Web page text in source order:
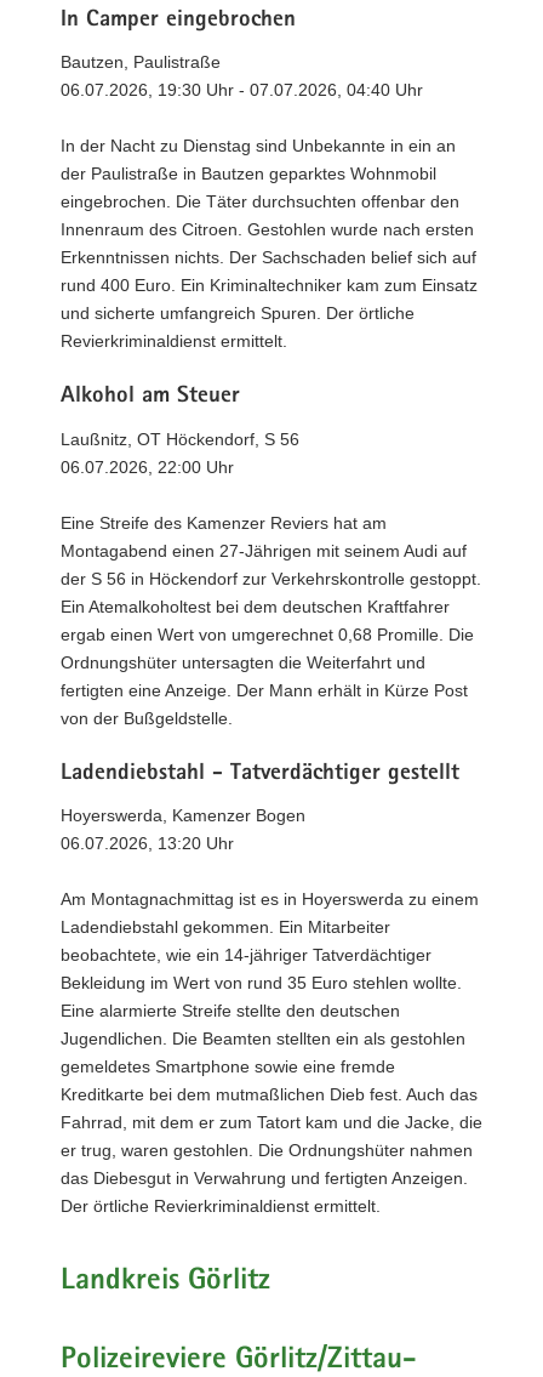
In Camper eingebrochen
Bautzen, Paulistraße
06.07.2026, 19:30 Uhr - 07.07.2026, 04:40 Uhr
In der Nacht zu Dienstag sind Unbekannte in ein an
der Paulistraße in Bautzen geparktes Wohnmobil
eingebrochen. Die Täter durchsuchten offenbar den
Innenraum des Citroen. Gestohlen wurde nach ersten
Erkenntnissen nichts. Der Sachschaden belief sich auf
rund 400 Euro. Ein Kriminaltechniker kam zum Einsatz
und sicherte umfangreich Spuren. Der örtliche
Revierkriminaldienst ermittelt.
Alkohol am Steuer
Laußnitz, OT Höckendorf, S 56
06.07.2026, 22:00 Uhr
Eine Streife des Kamenzer Reviers hat am
Montagabend einen 27-Jährigen mit seinem Audi auf
der S 56 in Höckendorf zur Verkehrskontrolle gestoppt.
Ein Atemalkoholtest bei dem deutschen Kraftfahrer
ergab einen Wert von umgerechnet 0,68 Promille. Die
Ordnungshüter untersagten die Weiterfahrt und
fertigten eine Anzeige. Der Mann erhält in Kürze Post
von der Bußgeldstelle.
Ladendiebstahl - Tatverdächtiger gestellt
Hoyerswerda, Kamenzer Bogen
06.07.2026, 13:20 Uhr
Am Montagnachmittag ist es in Hoyerswerda zu einem
Ladendiebstahl gekommen. Ein Mitarbeiter
beobachtete, wie ein 14-jähriger Tatverdächtiger
Bekleidung im Wert von rund 35 Euro stehlen wollte.
Eine alarmierte Streife stellte den deutschen
Jugendlichen. Die Beamten stellten ein als gestohlen
gemeldetes Smartphone sowie eine fremde
Kreditkarte bei dem mutmaßlichen Dieb fest. Auch das
Fahrrad, mit dem er zum Tatort kam und die Jacke, die
er trug, waren gestohlen. Die Ordnungshüter nahmen
das Diebesgut in Verwahrung und fertigten Anzeigen.
Der örtliche Revierkriminaldienst ermittelt.
Landkreis Görlitz
Polizeireviere Görlitz/Zittau-